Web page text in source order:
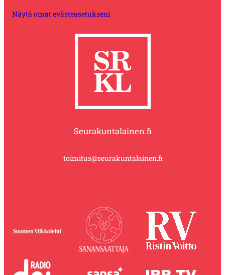
Näytä omat evästeasetukseni
Seurakuntalainen.fi
toimitus@seurakuntalainen.fi